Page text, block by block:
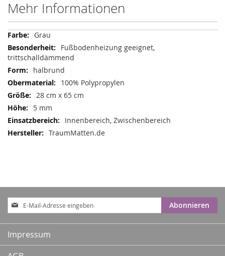
Mehr Informationen
Mehr
Informationen
Grau
Fußbodenheizung geeignet,
trittschalldämmend
halbrund
100% Polypropylen
28 cm x 65 cm
5 mm
Innenbereich, Zwischenbereich
TraumMatten.de
Anmeldung
zum
Newsletter:
Abonnieren
Impressum